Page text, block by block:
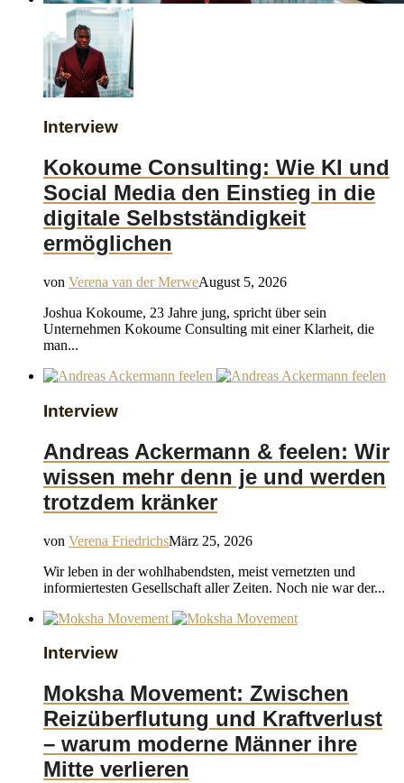
Interview
Kokoume Consulting: Wie KI und
Social Media den Einstieg in die
digitale Selbstständigkeit
ermöglichen
von Verena van der MerweAugust 5, 2026
Joshua Kokoume, 23 Jahre jung, spricht über sein
Unternehmen Kokoume Consulting mit einer Klarheit, die
man...
Interview
Andreas Ackermann & feelen: Wir
wissen mehr denn je und werden
trotzdem kränker
von Verena FriedrichsMärz 25, 2026
Wir leben in der wohlhabendsten, meist vernetzten und
informiertesten Gesellschaft aller Zeiten. Noch nie war der...
Interview
Moksha Movement: Zwischen
Reizüberflutung und Kraftverlust
– warum moderne Männer ihre
Mitte verlieren